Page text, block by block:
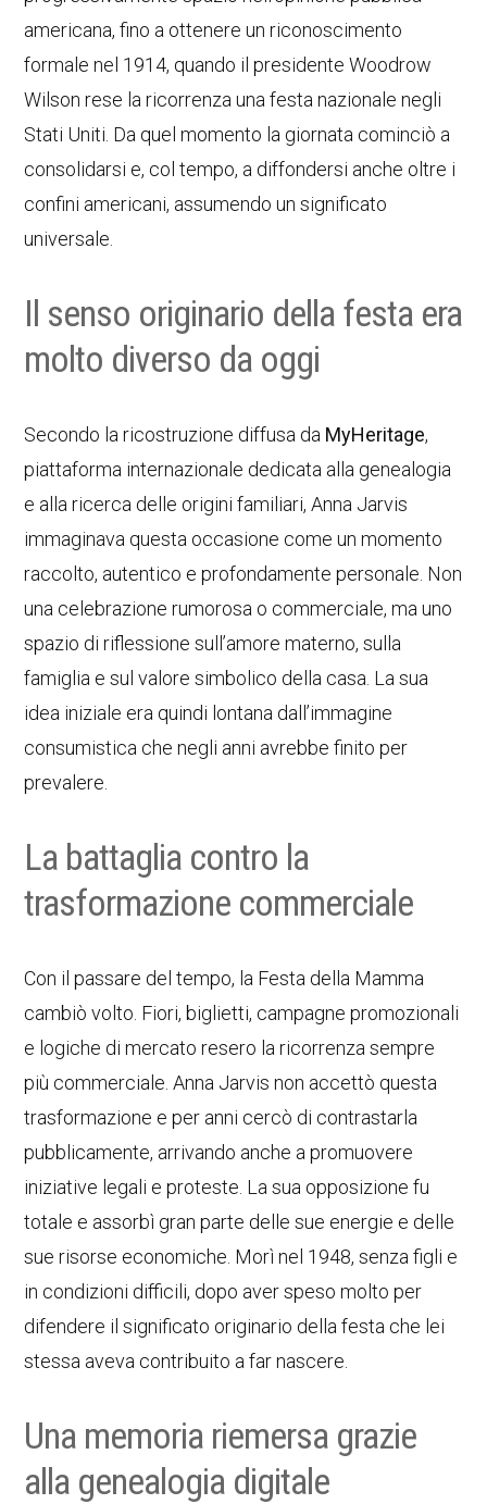
americana, fino a ottenere un riconoscimento
formale nel 1914, quando il presidente Woodrow
Wilson rese la ricorrenza una festa nazionale negli
Stati Uniti. Da quel momento la giornata cominciò a
consolidarsi e, col tempo, a diffondersi anche oltre i
confini americani, assumendo un significato
universale.
Il senso originario della festa era
molto diverso da oggi
Secondo la ricostruzione diffusa da MyHeritage,
piattaforma internazionale dedicata alla genealogia
e alla ricerca delle origini familiari, Anna Jarvis
immaginava questa occasione come un momento
raccolto, autentico e profondamente personale. Non
una celebrazione rumorosa o commerciale, ma uno
spazio di riflessione sull’amore materno, sulla
famiglia e sul valore simbolico della casa. La sua
idea iniziale era quindi lontana dall’immagine
consumistica che negli anni avrebbe finito per
prevalere.
La battaglia contro la
trasformazione commerciale
Con il passare del tempo, la Festa della Mamma
cambiò volto. Fiori, biglietti, campagne promozionali
e logiche di mercato resero la ricorrenza sempre
più commerciale. Anna Jarvis non accettò questa
trasformazione e per anni cercò di contrastarla
pubblicamente, arrivando anche a promuovere
iniziative legali e proteste. La sua opposizione fu
totale e assorbì gran parte delle sue energie e delle
sue risorse economiche. Morì nel 1948, senza figli e
in condizioni difficili, dopo aver speso molto per
difendere il significato originario della festa che lei
stessa aveva contribuito a far nascere.
Una memoria riemersa grazie
alla genealogia digitale